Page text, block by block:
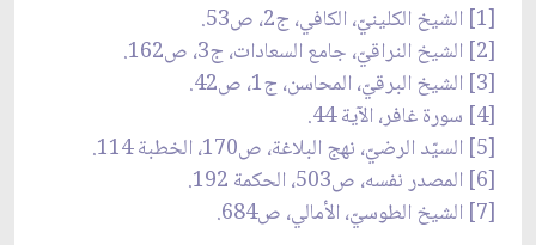
[1] الشيخ الكلينيّ، الكافي، ج‏2، ص53.
[2] الشيخ النراقيّ، جامع السعادات، ج3، ص162.
[3] الشيخ البرقيّ، المحاسن، ج‏1، ص42.
[4] سورة غافر، الآية 44.
[5] السيّد الرضيّ، نهج البلاغة، ص170، الخطبة 114.
[6] المصدر نفسه، ص503، الحكمة 192.
[7] الشيخ الطوسيّ، الأمالي، ص684.